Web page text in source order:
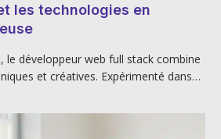
les technologies en
le développeur web full stack combine
et créatives. Expérimenté dans…